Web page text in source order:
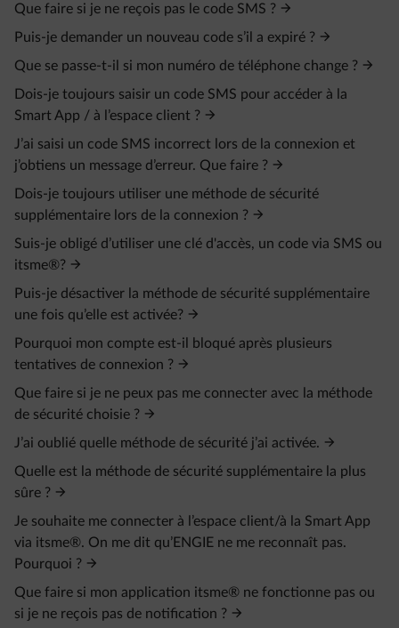
Que faire si je ne reçois pas le code SMS ?
Puis-je demander un nouveau code s’il a expiré ?
Que se passe-t-il si mon numéro de téléphone change ?
Dois-je toujours saisir un code SMS pour accéder à la
Smart App / à l’espace client ?
J’ai saisi un code SMS incorrect lors de la connexion et
j’obtiens un message d’erreur. Que faire ?
Dois-je toujours utiliser une méthode de sécurité
supplémentaire lors de la connexion ?
Suis-je obligé d’utiliser une clé d'accès, un code via SMS ou
itsme®?
Puis-je désactiver la méthode de sécurité supplémentaire
une fois qu’elle est activée?
Pourquoi mon compte est-il bloqué après plusieurs
tentatives de connexion ?
Que faire si je ne peux pas me connecter avec la méthode
de sécurité choisie ?
J’ai oublié quelle méthode de sécurité j’ai activée.
Quelle est la méthode de sécurité supplémentaire la plus
sûre ?
Je souhaite me connecter à l’espace client/à la Smart App
via itsme®. On me dit qu’ENGIE ne me reconnaît pas.
Pourquoi ?
Que faire si mon application itsme® ne fonctionne pas ou
si je ne reçois pas de notification ?